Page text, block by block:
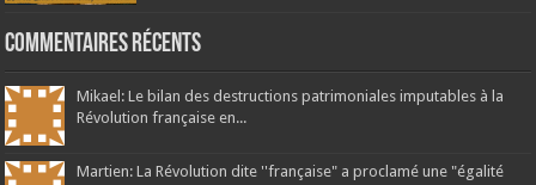
Commentaires récents
Mikael: Le bilan des destructions patrimoniales imputables à la
Révolution française en...
Martien: La Révolution dite ''française" a proclamé une "égalité